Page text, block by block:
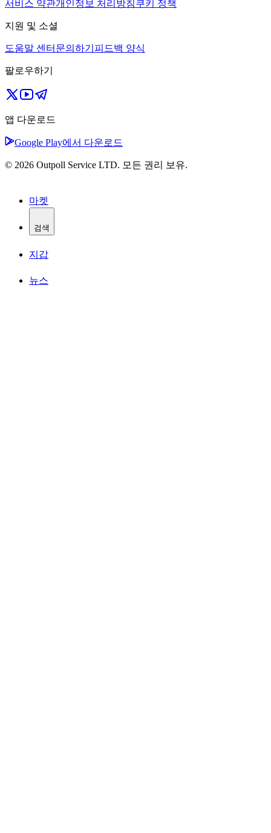
서비스 약관개인정보 처리방침쿠키 정책
지원 및 소셜
도움말 센터 문의하기 피드백 양식
팔로우하기
앱 다운로드
Google Play에서 다운로드
© 2026 Outpoll Service LTD. 모든 권리 보유.
마켓
검색
지갑
뉴스